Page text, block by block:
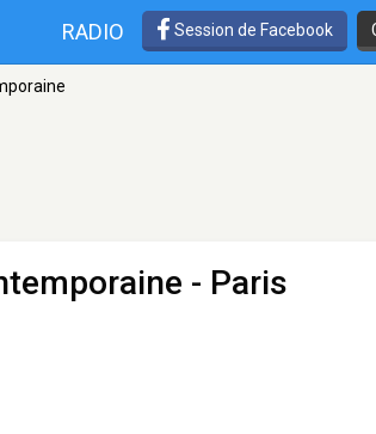
RADIO Session de Facebook
- Paris